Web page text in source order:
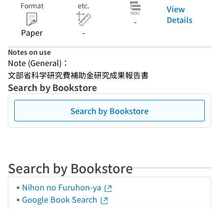
Format
Paper
etc.
-
-
View
Details
Notes on use
Note (General)：
文部省科学研究費補助金研究成果報告書
Search by Bookstore
Search by Bookstore
Search by Bookstore
Nihon no Furuhon-ya
Google Book Search